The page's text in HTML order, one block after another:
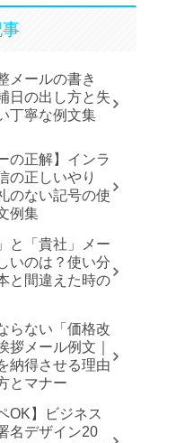
事
メールの書き
日の出し方と失
丁寧な例文集
の正解】インラ
の正しいやり
のない記号の使
例集
と「貴社」メー
いのは？使い分
と間違えた時の
らない「価格改
拶メール例文｜
納得させる理由
とマナー
OK】ビジネス
名デザイン20